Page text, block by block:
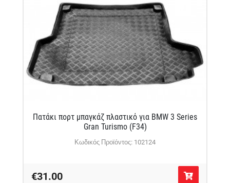
Πατάκι πορτ μπαγκάζ πλαστικό για BMW 3 Series
Gran Turismo (F34)
Κωδικός Προϊόντος: 102124
€31.00